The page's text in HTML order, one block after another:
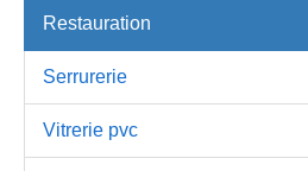
Restauration
Serrurerie
Vitrerie pvc